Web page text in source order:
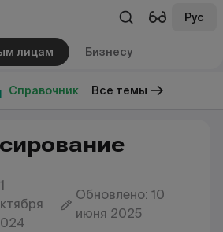
Рус
лицам Бизнесу
Справочник Все темы
Обновлено: 10
июня 2025